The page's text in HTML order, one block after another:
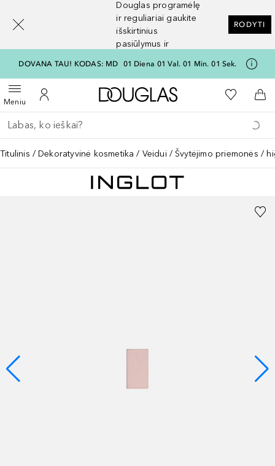
Douglas programėlę
ir reguliariai gaukite
išskirtinius
pasiūlymus ir
RODYTI
DOVANA TAU! KODAS: MD 01 Diena 01 Val. 01 Min. 01 Sek.
MeniuAtidaryti meniuĮ mano paskyrą
Į Douglas pagrindinį
Į mano
Į
Grįžk atgal
Vykdykite paiešką
Titulinis Dekoratyvinė kosmetika Veidui Švytėjimo priemonės /
[navigation.slideout.screenreader]